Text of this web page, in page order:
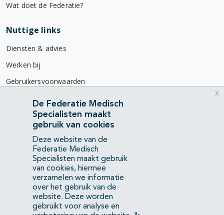
Wat doet de Federatie?
Nuttige links
Diensten & advies
Werken bij
Gebruikersvoorwaarden
Privacyverklaring
Contact
Mercatorlaan 1200
3528 BL Utrecht
(088) 505 34 34
info@richtlijnendatabase.nl
YouTubeLinkedIn
De Federatie Medisch
Specialisten maakt
gebruik van cookies
Deze website van de
Federatie Medisch
Specialisten maakt gebruik
van cookies, hiermee
verzamelen we informatie
over het gebruik van de
website. Deze worden
gebruikt voor analyse en
x